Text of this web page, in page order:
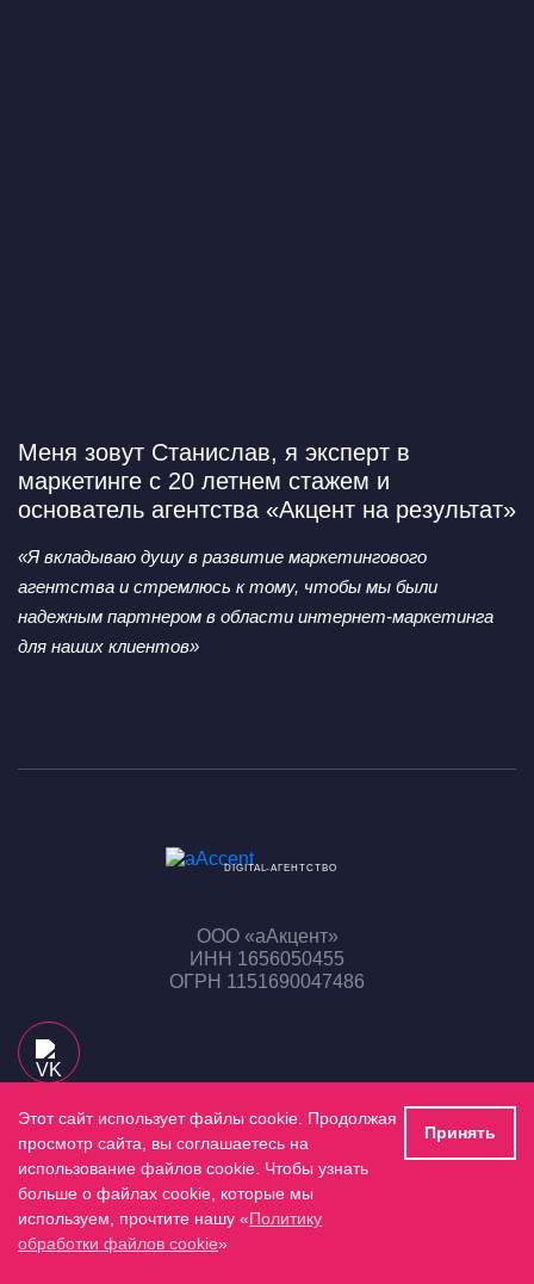
Меня зовут Станислав, я эксперт в
маркетинге с 20 летнем стажем и
основатель агентства «Акцент на результат»
«Я вкладываю душу в развитие маркетингового
агентства и стремлюсь к тому, чтобы мы были
надежным партнером в области интернет-маркетинга
для наших клиентов»
DIGITAL-АГЕНТСТВО
ООО «аАкцент»
ИНН 1656050455
ОГРН 1151690047486
Политика конфиденциальности
Согласие на обработку персональных данных
Использование материалов сайта
Этот сайт использует файлы cookie. Продолжая
просмотр сайта, вы соглашаетесь на
использование файлов cookie. Чтобы узнать
больше о файлах cookie, которые мы
используем, прочтите нашу «Политику
обработки файлов cookie»
Принять